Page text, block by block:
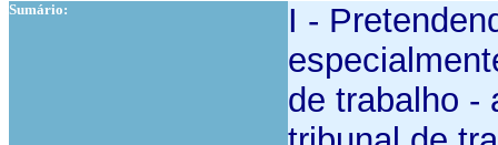
Sumário:
I -
de trabalho -